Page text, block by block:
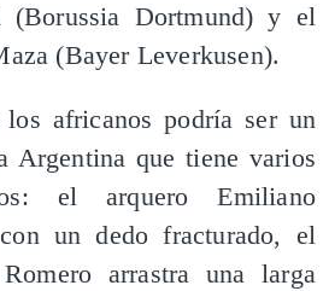
(Borussia Dortmund) y el
(Bayer Leverkusen).
africanos podría ser un
Argentina que tiene varios
el arquero Emiliano
un dedo fracturado, el
arrastra una larga